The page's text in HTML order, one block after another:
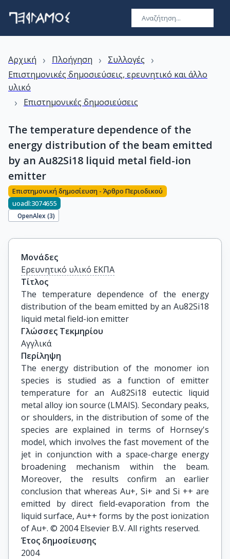
Αρχική › Πλοήγηση › Συλλογές ›
Επιστημονικές δημοσιεύσεις, ερευνητικό και άλλο
υλικό
› Επιστημονικές δημοσιεύσεις
The temperature dependence of the
energy distribution of the beam emitted
by an Au82Si18 liquid metal field-ion
emitter
Επιστημονική δημοσίευση - Άρθρο Περιοδικού
uoadl:3074655
OpenAlex (3)
Μονάδες
Ερευνητικό υλικό ΕΚΠΑ
Τίτλος
The temperature dependence of the energy
distribution of the beam emitted by an Au82Si18
liquid metal field-ion emitter
Γλώσσες Τεκμηρίου
Αγγλικά
Περίληψη
The energy distribution of the monomer ion
species is studied as a function of emitter
temperature for an Au82Si18 eutectic liquid
metal alloy ion source (LMAIS). Secondary peaks,
or shoulders, in the distribution of some of the
species are explained in terms of Hornsey's
model, which involves the fast movement of the
jet in conjunction with a space-charge energy
broadening mechanism within the beam.
Moreover, the results confirm an earlier
conclusion that whereas Au+, Si+ and Si ++ are
emitted by direct field-evaporation from the
liquid surface, Au++ forms by the post ionization
of Au+. © 2004 Elsevier B.V. All rights reserved.
Έτος δημοσίευσης
2004